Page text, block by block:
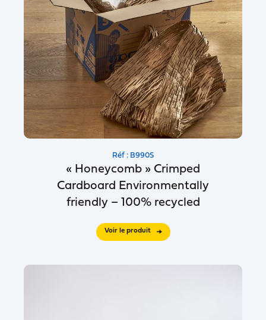
Réf : B990S
« Honeycomb » Crimped
Cardboard Environmentally
friendly – 100% recycled
Voir le produit